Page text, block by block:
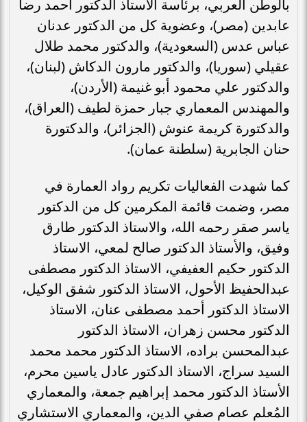
بالوطن العربي، برئاسة الاستاذ الدكتور أحمد رضا
عابدين (مصر)، وعضوية كل من الدكتور عدنان
عباس عدس (السعودية)، والدكتور محمد طلال
عقيلي (سوريا)، والدكتور مارون الدكاش (لبنان)،
والدكتور علي محمود أبو غنيمة (الأردن)،
والمهندس المعماري جبار حمزة لطيف (العراق)،
والدكتورة كريمة عنوش (الجزائر)، والدكتورة
حنان الجابرية (سلطنة عمان).
كما شهدت الفعاليات تكريم رواد العمارة في
مصر، وضمت قائمة المكرمين كل من الدكتور
ياسر صقر رحمه الله، والاستاذ الدكتور طارق
وفيق، والأستاذ الدكتور صالح لمعي، الاستاذ
الدكتور حكيم العفيفي، الاستاذ الدكتور مصطفى
عبدالحفيظ الأحول، الاستاذ الدكتور شفق الوكيل،
الاستاذ الدكتور أحمد مصطفى عنان، الاستاذ
الدكتور محسن زهران، الاستاذ الدكتور
عبدالمحسن براده، الاستاذ الدكتور محمد محمد
السيد سراج، الاستاذ الدكتور عادل ياسين محرم،
الأستاذ الدكتور محمد إبراهيم جمعة، والمعماري
المُعلم عصام صفي الدين، والمعماري الاستشاري